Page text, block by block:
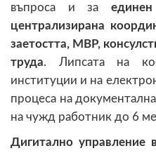
въпроса и за
централизирана
заетостта, МВР,
труда. Липсата на
институции и на
процеса на
на чужд работник до 6
Дигитално управление